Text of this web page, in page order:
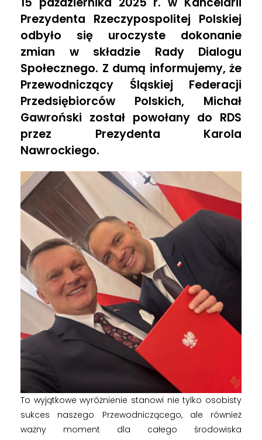
l
ą
s
k
i
g
ł
o
s
p
r
z
e
d
Prezydenta Rzeczypospolitej Polskiej
odbyło się uroczyste dokonanie
zmian w składzie Rady Dialogu
Społecznego. Z dumą informujemy, że
Przewodniczący Śląskiej Federacji
Przedsiębiorców Polskich, Michał
Gawroński został powołany do RDS
przez Prezydenta Karola
Nawrockiego.
To wyjątkowe wyróżnienie stanowi nie tylko osobisty
sukces naszego Przewodniczącego, ale również
ważny moment dla całego środowiska